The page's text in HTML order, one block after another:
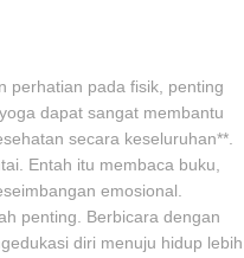
perhatian pada fisik, penting
dapat sangat membantu
secara keseluruhan**.
Entah itu membaca buku,
emosional.
penting. Berbicara dengan
diri menuju hidup lebih